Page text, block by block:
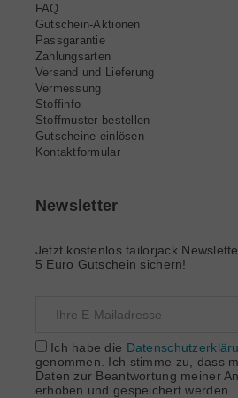
FAQ
Gutschein-Aktionen
Passgarantie
Zahlungsarten
Versand und Lieferung
Vermessung
Stoffinfo
Stoffmuster bestellen
Gutscheine einlösen
Kontaktformular
Newsletter
Jetzt kostenlos tailorjack
5 Euro Gutschein sichern!
Ich habe die
genommen. Ich stimme zu, dass
Daten zur Beantwortung meiner
erhoben und gespeichert werden.